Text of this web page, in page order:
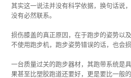
其实这一说法并没有科学依据，换句话说
没有必然联系。
损伤膝盖的真正原因，在于跑步的姿势以
不使用跑步机，跑步姿势错误的话，也会损
一台质量过关的跑步器材，其跑带系统是
果甚至比塑胶跑道还要好，更是要比一般